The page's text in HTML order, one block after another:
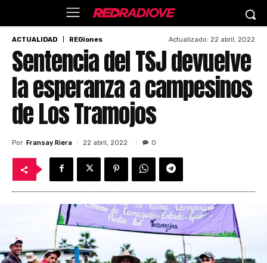
ACTUALIDAD REGiones Actualizado: 22 abril, 2022
Sentencia del TSJ devuelve
la esperanza a campesinos
de Los Tramojos
Por Fransay Riera 22 abril, 2022 0